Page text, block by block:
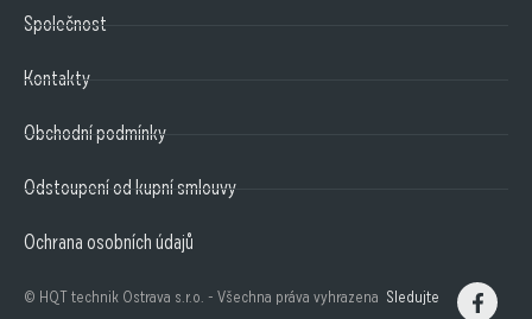
Společnost
Kontakty
Obchodní podmínky
Odstoupení od kupní smlouvy
Ochrana osobních údajů
© HQT technik Ostrava s.r.o. - Všechna práva vyhrazena Sledujte